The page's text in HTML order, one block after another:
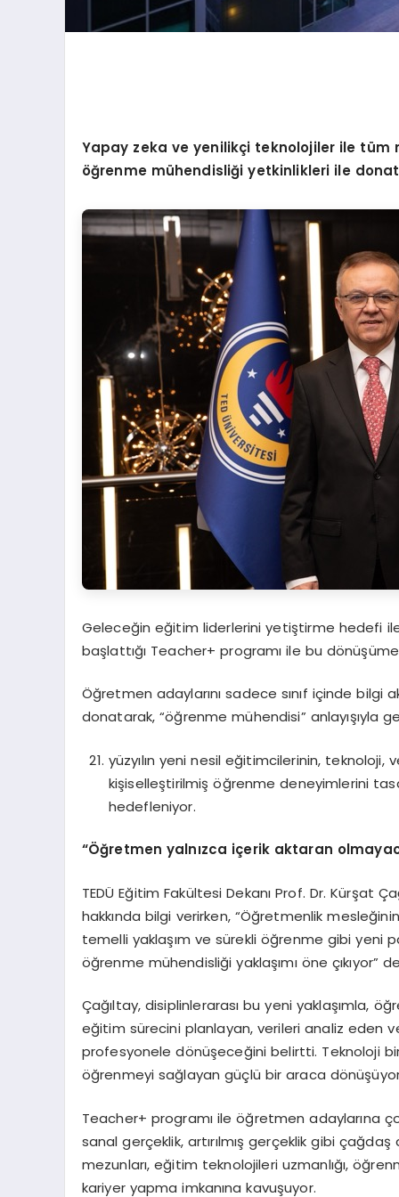
Yapay zeka ve yenilikçi teknolojiler ile tüm
öğrenme mühendisliği yetkinlikleri ile
Geleceğin eğitim liderlerini yetiştirme hedefi
başlattığı Teacher+ programı ile bu
Öğretmen adaylarını sadece sınıf içinde
donatarak, “öğrenme mühendisi” anlayışıyla
yüzyılın yeni nesil eğitimcilerinin,
kişiselleştirilmiş öğrenme deneyimlerini
hedefleniyor.
“Öğretmen yalnızca içerik aktaran
TEDÜ Eğitim Fakültesi Dekanı Prof. Dr.
hakkında bilgi verirken, “Öğretmenlik
temelli yaklaşım ve sürekli öğrenme gibi yeni
öğrenme mühendisliği yaklaşımı öne çıkıyor”
Çağıltay, disiplinlerarası bu yeni yaklaşımla,
eğitim sürecini planlayan, verileri analiz eden
profesyonele dönüşeceğini belirtti. Teknoloji
öğrenmeyi sağlayan güçlü bir araca dönüşüyor”
Teacher+ programı ile öğretmen adaylarına
sanal gerçeklik, artırılmış gerçeklik gibi
mezunları, eğitim teknolojileri uzmanlığı,
kariyer yapma imkanına kavuşuyor.